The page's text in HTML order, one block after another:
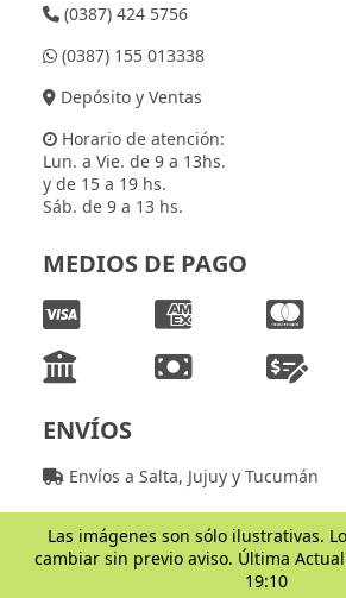
(0387) 424 5756
(0387) 155 013338
Depósito y Ventas
Horario de atención:
Lun. a Vie. de 9 a 13hs.
y de 15 a 19 hs.
Sáb. de 9 a 13 hs.
MEDIOS DE PAGO
ENVÍOS
Envíos a Salta, Jujuy y Tucumán
Las imágenes son sólo ilustrativas.
cambiar sin previo aviso. Última
19:10